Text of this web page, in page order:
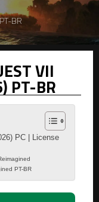
BR
VII
PT-BR
PC | License
PT-BR